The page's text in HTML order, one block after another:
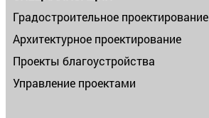
Градостроительное проектирование
Архитектурное проектирование
Проекты благоустройства
Управление проектами